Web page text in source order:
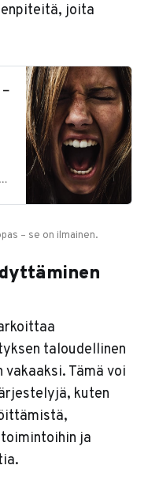
joita
– se on ilmainen.
taloudellinen
Tämä voi
kuten
ja